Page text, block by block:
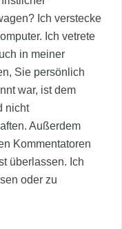
Ich verstecke
Ich vetrete
in meiner
Sie persönlich
war, ist dem
nicht
Außerdem
Kommentatoren
überlassen. Ich
oder zu